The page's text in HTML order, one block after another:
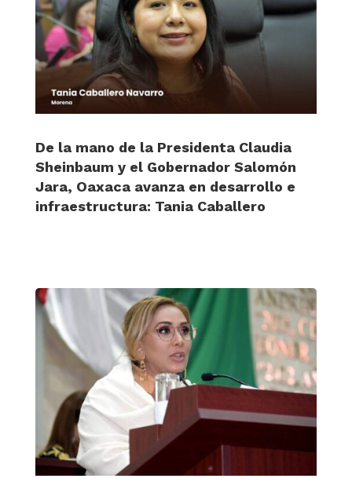
De la mano de la Presidenta Claudia
Sheinbaum y el Gobernador Salomón
Jara, Oaxaca avanza en desarrollo e
infraestructura: Tania Caballero